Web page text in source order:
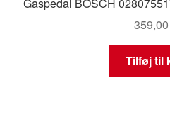
359,00
Tilføj til